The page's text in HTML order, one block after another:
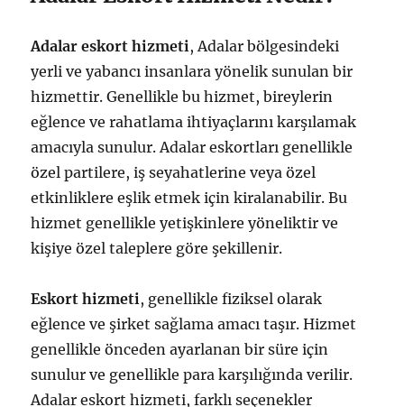
Adalar eskort hizmeti, Adalar bölgesindeki
yerli ve yabancı insanlara yönelik sunulan bir
hizmettir. Genellikle bu hizmet, bireylerin
eğlence ve rahatlama ihtiyaçlarını karşılamak
amacıyla sunulur. Adalar eskortları genellikle
özel partilere, iş seyahatlerine veya özel
etkinliklere eşlik etmek için kiralanabilir. Bu
hizmet genellikle yetişkinlere yöneliktir ve
kişiye özel taleplere göre şekillenir.
Eskort hizmeti, genellikle fiziksel olarak
eğlence ve şirket sağlama amacı taşır. Hizmet
genellikle önceden ayarlanan bir süre için
sunulur ve genellikle para karşılığında verilir.
Adalar eskort hizmeti, farklı seçenekler